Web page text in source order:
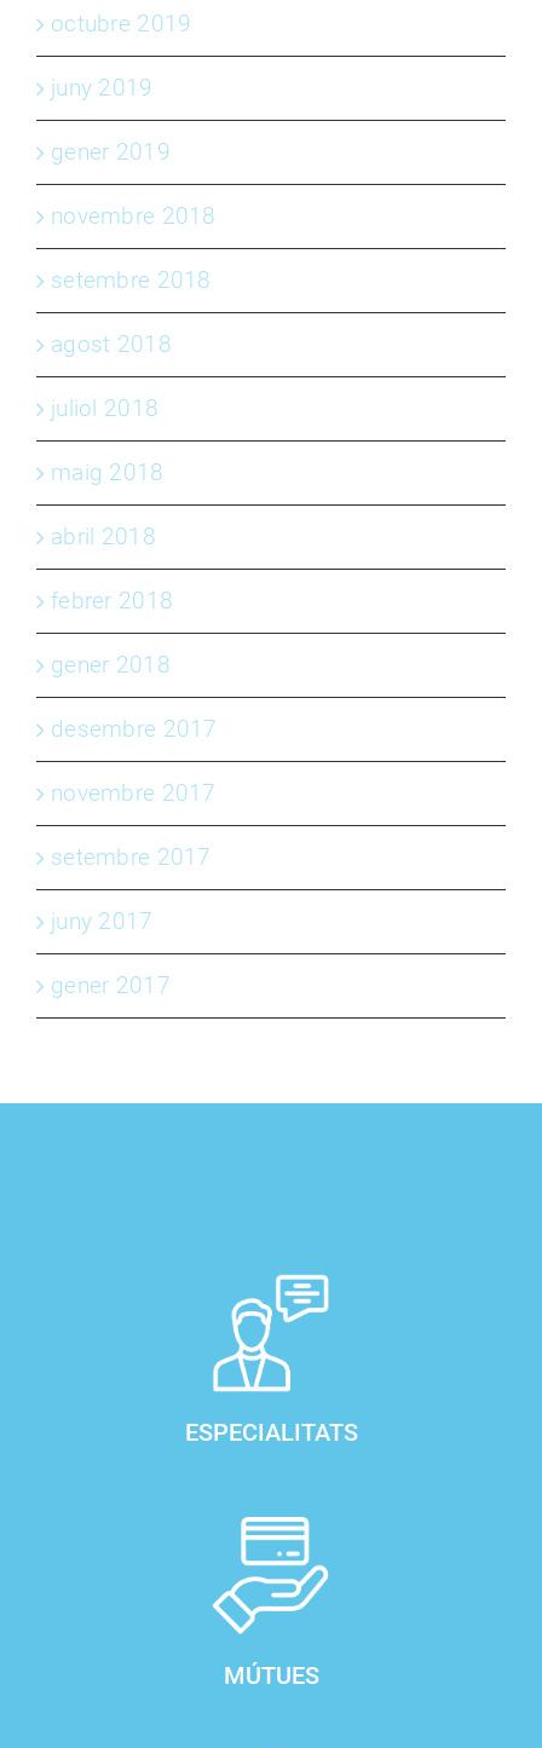
octubre 2019
juny 2019
gener 2019
novembre 2018
setembre 2018
agost 2018
juliol 2018
maig 2018
abril 2018
febrer 2018
gener 2018
desembre 2017
novembre 2017
setembre 2017
juny 2017
gener 2017
ESPECIALITATS
MÚTUES